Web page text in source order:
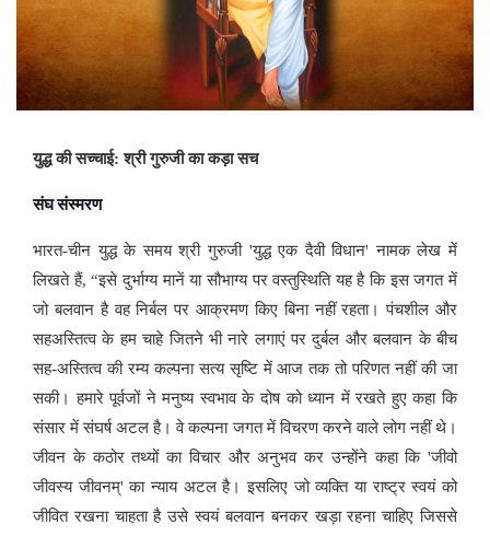
युद्ध की सच्चाई: श्री गुरुजी का कड़ा सच
संघ संस्मरण
भारत-चीन युद्ध के समय श्री गुरुजी 'युद्ध एक दैवी विधान'नामक लेख में
लिखते हैं, “इसे दुर्भाग्य मानें या सौभाग्य पर वस्तुस्थिति यह है कि इस जगत में
जो बलवान है वह निर्बल पर आक्रमण किए बिना नहीं रहता। पंचशील और
सहअस्तित्व के हम चाहे जितने भी नारे लगाएं पर दुर्बल और बलवान के बीच
सह-अस्तित्व की रम्य कल्पना सत्य सृष्टि में आज तक तो परिणत नहीं की जा
सकी। हमारे पूर्वजों ने मनुष्य स्वभाव के दोष को ध्यान में रखते हुए कहा कि
संसार में संघर्ष अटल है। वे कल्पना जगत में विचरण करने वाले लोग नहीं थे।
जीवन के कठोर तथ्यों का विचार और अनुभव कर उन्होंने कहा कि 'जीवो
जीवस्य जीवनम्'का न्याय अटल है। इसलिए जो व्यक्ति या राष्ट्र स्वयं को
जीवित रखना चाहता है उसे स्वयं बलवान बनकर खड़ा रहना चाहिए जिससे